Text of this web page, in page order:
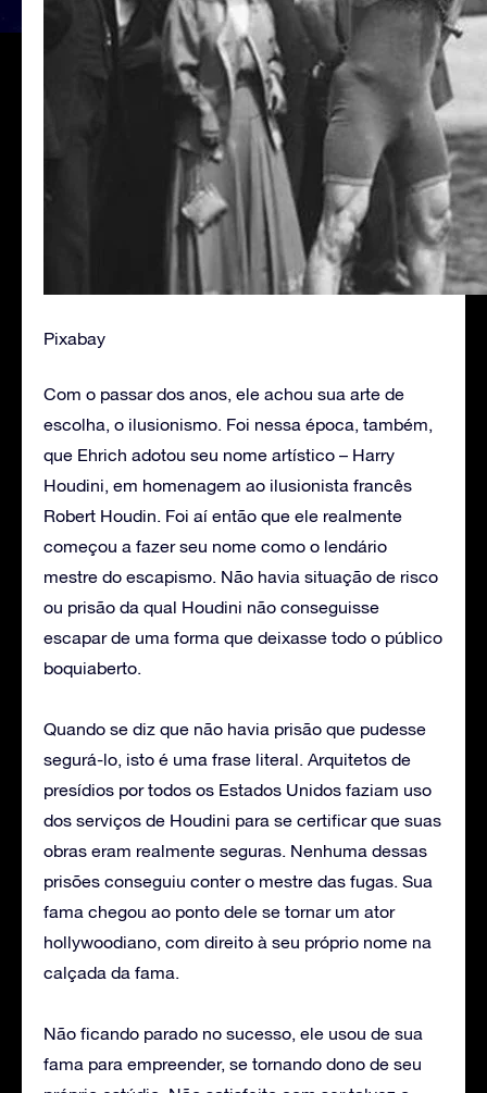
Pixabay
Com o passar dos anos, ele achou sua arte de
escolha, o ilusionismo. Foi nessa época, também,
que Ehrich adotou seu nome artístico – Harry
Houdini, em homenagem ao ilusionista francês
Robert Houdin. Foi aí então que ele realmente
começou a fazer seu nome como o lendário
mestre do escapismo. Não havia situação de risco
ou prisão da qual Houdini não conseguisse
escapar de uma forma que deixasse todo o público
boquiaberto.
Quando se diz que não havia prisão que pudesse
segurá-lo, isto é uma frase literal. Arquitetos de
presídios por todos os Estados Unidos faziam uso
dos serviços de Houdini para se certificar que suas
obras eram realmente seguras. Nenhuma dessas
prisões conseguiu conter o mestre das fugas. Sua
fama chegou ao ponto dele se tornar um ator
hollywoodiano, com direito à seu próprio nome na
calçada da fama.
Não ficando parado no sucesso, ele usou de sua
fama para empreender, se tornando dono de seu